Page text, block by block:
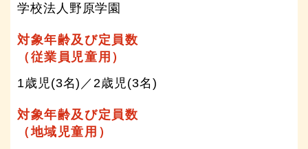
学校法人野原学園
対象年齢及び定員数
（従業員児童用）
1歳児(3名)／2歳児(3名)
対象年齢及び定員数
（地域児童用）